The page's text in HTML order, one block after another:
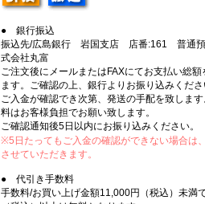
● 銀行振込
振込先/広島銀行 岩国支店 店番:161 普通
式会社丸富
ご注文後にメールまたはFAXにてお支払い総
ます。ご確認の上、銀行よりお振り込みくだ
ご入金が確認でき次第、発送の手配を致しま
料はお客様負担でお願い致します。
ご確認通知後5日以内にお振り込みください。
※5日たってもご入金の確認ができない場合は
させていただきます。
● 代引き手数料
手数料/お買い上げ金額11,000円（税込）未満